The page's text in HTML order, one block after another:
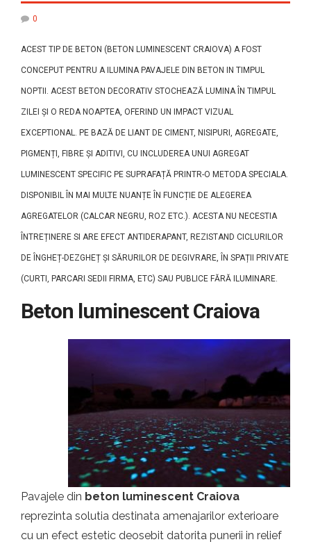
0
ACEST TIP DE BETON (BETON LUMINESCENT CRAIOVA) A FOST
CONCEPUT PENTRU A ILUMINA PAVAJELE DIN BETON IN TIMPUL
NOPTII. ACEST BETON DECORATIV STOCHEAZĂ LUMINA ÎN TIMPUL
ZILEI ȘI O REDA NOAPTEA, OFERIND UN IMPACT VIZUAL
EXCEPTIONAL. PE BAZĂ DE LIANT DE CIMENT, NISIPURI, AGREGATE,
PIGMENȚI, FIBRE ȘI ADITIVI, CU INCLUDEREA UNUI AGREGAT
LUMINESCENT SPECIFIC PE SUPRAFAȚĂ PRINTR-O METODA SPECIALA.
DISPONIBIL ÎN MAI MULTE NUANȚE ÎN FUNCȚIE DE ALEGEREA
AGREGATELOR (CALCAR NEGRU, ROZ ETC.). ACESTA NU NECESTIA
ÎNTREȚINERE SI ARE EFECT ANTIDERAPANT, REZISTAND CICLURILOR
DE ÎNGHEȚ-DEZGHEȚ ȘI SĂRURILOR DE DEGIVRARE, ÎN SPAȚII PRIVATE
(CURTI, PARCARI SEDII FIRMA, ETC) SAU PUBLICE FĂRĂ ILUMINARE.
Beton luminescent Craiova
Pavajele din beton luminescent Craiova
reprezinta solutia destinata amenajarilor exterioare
cu un efect estetic deosebit datorita punerii in relief